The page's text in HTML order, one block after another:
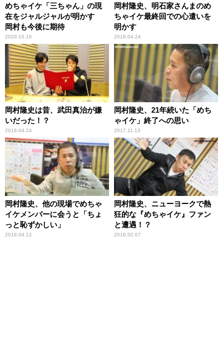
めちゃイケ「三ちゃん」の現
在をジャルジャルが明かす
岡村も今後に期待
2020.10.16
岡村隆史、明石家さんまのめ
ちゃイケ最終回での心遣いを
明かす
2018.04.24
岡村隆史は昔、武田真治が嫌
いだった！？
2018.04.24
岡村隆史、21年続いた「めち
ゃイケ」終了への思い
2017.11.13
岡村隆史、他の現場でめちゃ
イケメンバーに会うと「ちょ
っと恥ずかしい」
2018.04.12
岡村隆史、ニューヨークで熱
狂的な『めちゃイケ』ファン
と遭遇！？
2018.02.07